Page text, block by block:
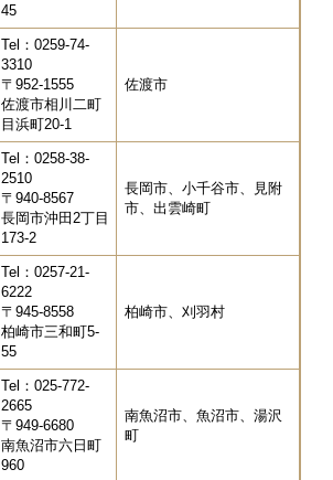
45
Tel：0259-74-
3310
〒952-1555
佐渡市相川二町
目浜町20-1
佐渡市
Tel：0258-38-
2510
〒940-8567
長岡市沖田2丁目
173-2
長岡市、小千谷市、見附
市、出雲崎町
Tel：0257-21-
6222
〒945-8558
柏崎市三和町5-
55
柏崎市、刈羽村
Tel：025-772-
2665
〒949-6680
南魚沼市六日町
960
南魚沼市、魚沼市、湯沢
町